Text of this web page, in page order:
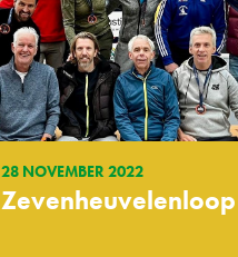
28 NOVEMBER 2022
Zevenheuvelenloop